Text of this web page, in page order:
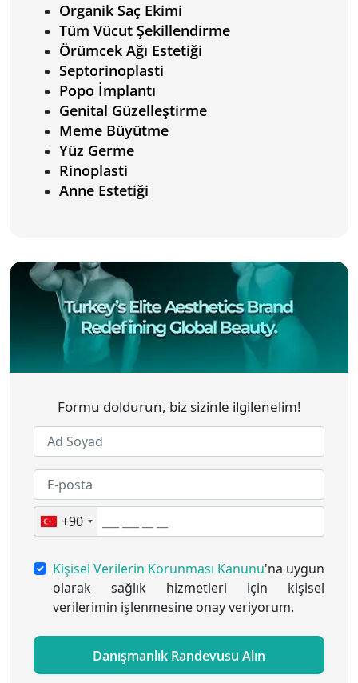
Organik Saç Ekimi
Tüm Vücut Şekillendirme
Örümcek Ağı Estetiği
Septorinoplasti
Popo İmplantı
Genital Güzelleştirme
Meme Büyütme
Yüz Germe
Rinoplasti
Anne Estetiği
Formu doldurun, biz sizinle ilgilenelim!
+90
Kişisel Verilerin Korunması Kanunu'na uygun
olarak sağlık hizmetleri için kişisel
verilerimin işlenmesine onay veriyorum.
Danışmanlık Randevusu Alın